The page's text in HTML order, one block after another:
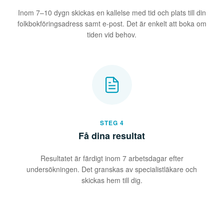
Inom 7–10 dygn skickas en kallelse med tid och plats till din
folkbokföringsadress samt e-post. Det är enkelt att boka om
tiden vid behov.
STEG 4
Få dina resultat
Resultatet är färdigt inom 7 arbetsdagar efter
undersökningen. Det granskas av specialistläkare och
skickas hem till dig.